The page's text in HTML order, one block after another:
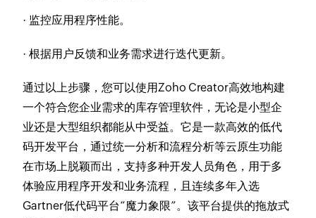
· 监控应用程序性能。
· 根据用户反馈和业务需求进行迭代更新。
通过以上步骤，您可以使用Zoho Creator高效地构建
一个符合您企业需求的库存管理软件，无论是小型企
业还是大型组织都能从中受益。它是一款高效的低代
码开发平台，通过统一分析和流程分析等云原生功能
在市场上脱颖而出，支持多种开发人员角色，用于多
体验应用程序开发和业务流程，且连续多年入选
Gartner低代码平台“魔力象限”。该平台提供的拖放式